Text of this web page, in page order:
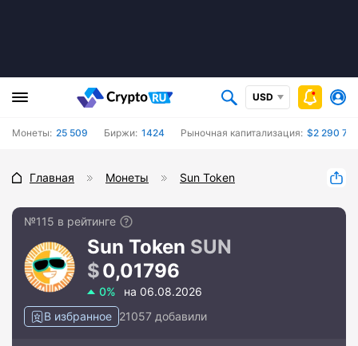
USD
Монеты: 25 509 Биржи: 1424 Рыночная капитализация: $2 290
Главная Монеты Sun Token
№115 в рейтинге
Sun Token SUN
0,01796
0%
на 06.08.2026
В избранное 21057 добавили